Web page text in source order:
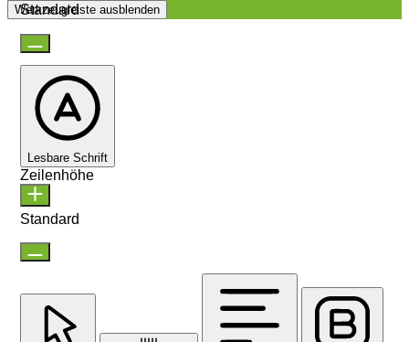
Werkzeugleiste ausblenden
Standard
Lesbare Schrift
Zeilenhöhe
Standard